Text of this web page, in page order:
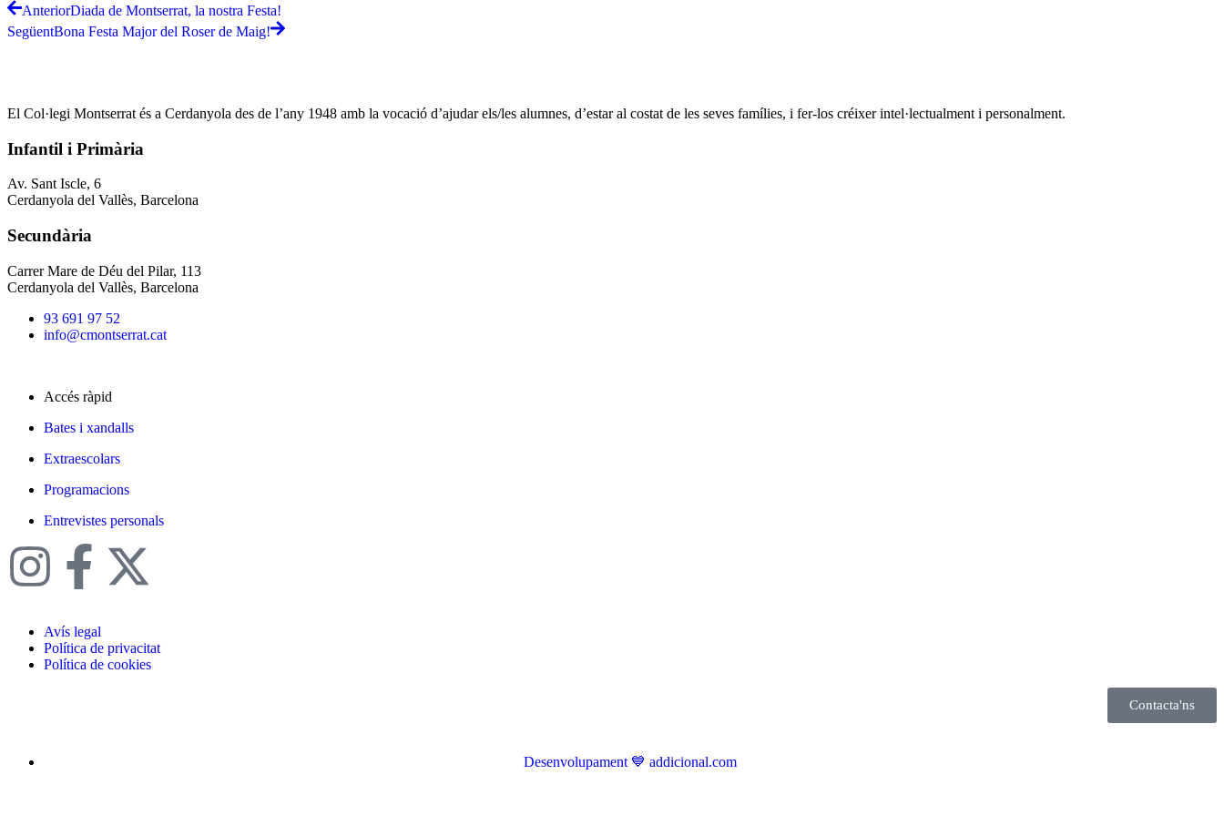
AnteriorDiada de Montserrat, la nostra Festa!
SegüentBona Festa Major del Roser de Maig!
El Col·legi Montserrat és a Cerdanyola des de l’any 1948 amb la vocació d’ajudar els/les alumnes, d’estar al costat de les seves famílies, i fer-los créixer intel·lectualment i personalment.
Infantil i Primària
Av. Sant Iscle, 6
Cerdanyola del Vallès, Barcelona
Secundària
Carrer Mare de Déu del Pilar, 113
Cerdanyola del Vallès, Barcelona
93 691 97 52
info@cmontserrat.cat
Accés ràpid
Bates i xandalls
Extraescolars
Programacions
Entrevistes personals
Avís legal
Política de privacitat
Política de cookies
Contacta'ns
Desenvolupament 💙 addicional.com